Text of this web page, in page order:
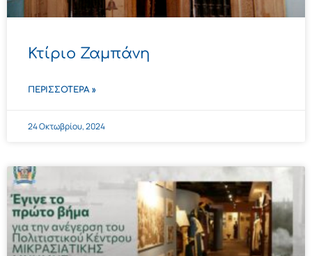
Κτίριο Ζαμπάνη
ΠΕΡΙΣΣΌΤΕΡΑ »
24 Οκτωβρίου, 2024